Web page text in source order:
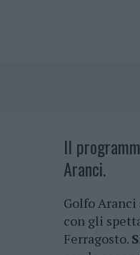
Il
Aranci.
Golfo
con gli
Ferragosto.